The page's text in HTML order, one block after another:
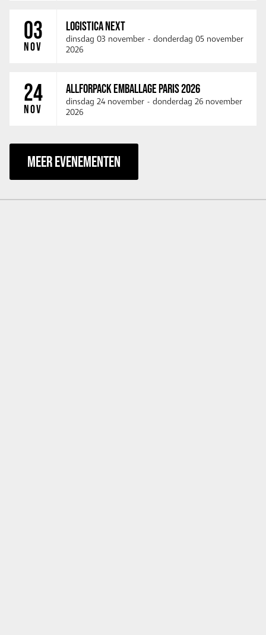
03
NOV
LOGISTICA NEXT
dinsdag 03 november - donderdag 05 november
2026
24
NOV
ALLFORPACK EMBALLAGE PARIS 2026
dinsdag 24 november - donderdag 26 november
2026
MEER EVENEMENTEN